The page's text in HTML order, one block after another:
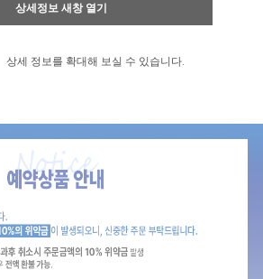
상세정보 새창 열기
상세 정보를 확대해 보실 수 있습니다.